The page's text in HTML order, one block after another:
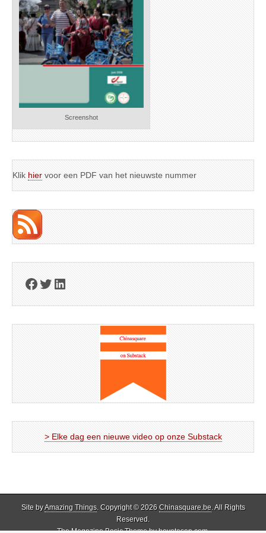
Screenshot
Klik hier voor een PDF van het nieuwste nummer
Facebook
Twitter
LinkedIn
> Elke dag een nieuwe video op onze Substack
Site byAmazing Things. Copyright © 2026 Chinasquare.be. All Rights
Reserved.
The Magazine Basic Theme bybavotasan.com.